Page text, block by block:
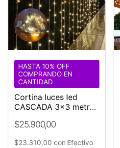
Cortina luces led
CASCADA 3x3 metros
efectos
$25.900,00
HASTA 10% OFF
COMPRANDO EN
CANTIDAD
$23.310,00 con Efectivo